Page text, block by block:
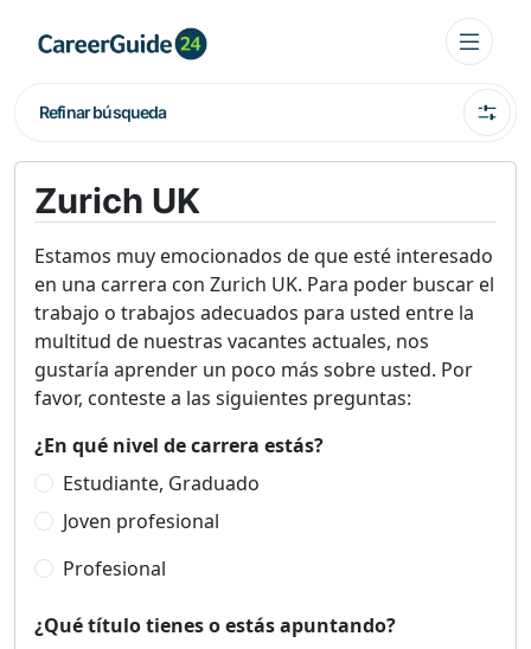
Refinar búsqueda
Zurich UK
Estamos muy emocionados de que esté interesado
en una carrera con Zurich UK. Para poder buscar el
trabajo o trabajos adecuados para usted entre la
multitud de nuestras vacantes actuales, nos
gustaría aprender un poco más sobre usted. Por
favor, conteste a las siguientes preguntas:
¿En qué nivel de carrera estás?
Estudiante, Graduado
Joven profesional
Profesional
¿Qué título tienes o estás apuntando?